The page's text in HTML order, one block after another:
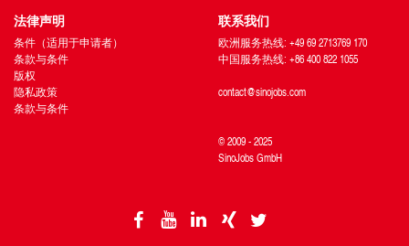
法律声明
条件（适用于申请者）
条款与条件
版权
隐私政策
条款与条件
联系我们
欧洲服务热线: +49 69 2713769 170
中国服务热线: +86 400 822 1055
contact@sinojobs.com
© 2009 - 2025
SinoJobs GmbH